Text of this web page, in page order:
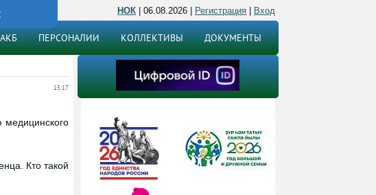
НОК | 06.08.2026 | Регистрация Вход
АКБ ПЕРСОНАЛИИ КОЛЛЕКТИВЫ ДОКУМЕНТЫ
15:17
Кто такой